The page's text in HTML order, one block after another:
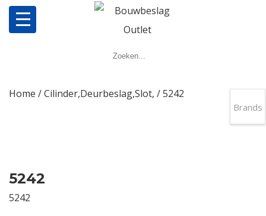
Producten
Veel gestelde vragen
Home /Cilinder,Deurbeslag,Slot, / 5242
5242
5242
Brands